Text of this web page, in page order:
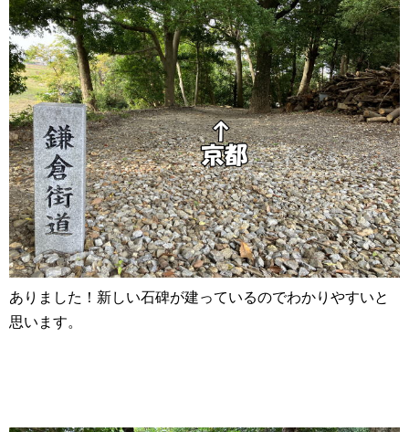
ありました！新しい石碑が建っているのでわかりやすいと
思います。